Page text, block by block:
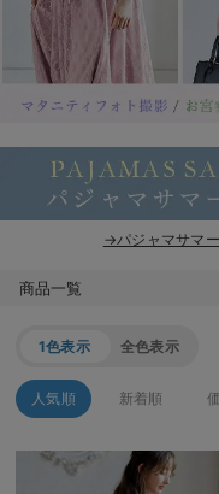
快適機能ウェア特集 トップス
快適機能ウェア特集 ボトムス
erbaviva（エルバビーバ）
安心の日本製。先輩ママが買ってよかった！
親子コーデ｜ママとベビーに
便利な育児家電
→パジャマサマ
商品一覧
1色表示 全色表示
人気順 新着順